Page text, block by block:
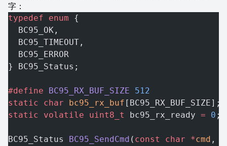
字：
typedef enum {
  BC95_OK,
  BC95_TIMEOUT,
  BC95_ERROR
} BC95_Status;
#define BC95_RX_BUF_SIZE 512
static char bc95_rx_buf [BC95_RX_BUF_SIZE];
static volatile uint8_t bc95_rx_ready = 0 ;
BC95_Status BC95_SendCmd ( const char *cmd ,